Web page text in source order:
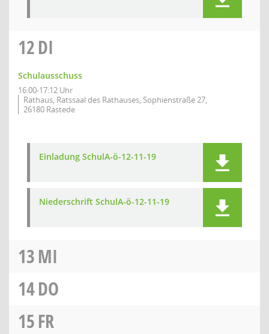
12DI
Schulausschuss
16:00-17:12 Uhr
Rathaus, Ratssaal des Rathauses, Sophienstraße 27,
26180 Rastede
Einladung SchulA-ö-12-11-19
Niederschrift SchulA-ö-12-11-19
13MI
14DO
15FR